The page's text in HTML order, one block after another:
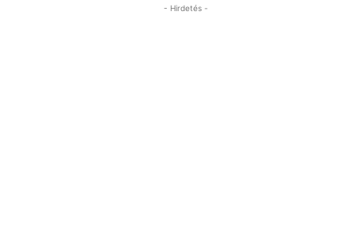
- Hirdetés -